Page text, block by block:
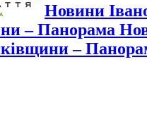
Новини
– Панорама
–